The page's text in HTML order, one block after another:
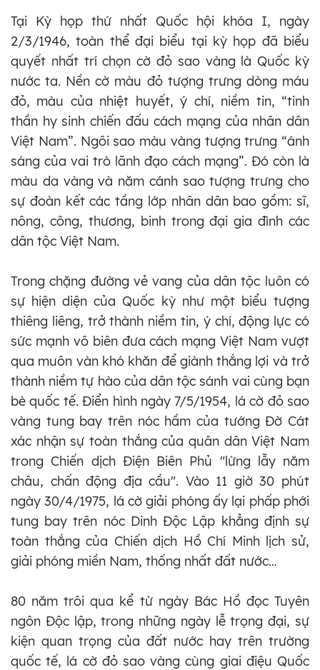
Tại Kỳ họp thứ nhất Quốc hội khóa I, ngày
2/3/1946, toàn thể đại biểu tại kỳ họp đã biểu
quyết nhất trí chọn cờ đỏ sao vàng là Quốc kỳ
nước ta. Nền cờ màu đỏ tượng trưng dòng máu
đỏ, màu của nhiệt huyết, ý chí, niềm tin, “tinh
thần hy sinh chiến đấu cách mạng của nhân dân
Việt Nam”. Ngôi sao màu vàng tượng trưng “ánh
sáng của vai trò lãnh đạo cách mạng”. Đó còn là
màu da vàng và năm cánh sao tượng trưng cho
sự đoàn kết các tầng lớp nhân dân bao gồm: sĩ,
nông, công, thương, binh trong đại gia đình các
dân tộc Việt Nam.
Trong chặng đường vẻ vang của dân tộc luôn có
sự hiện diện của Quốc kỳ như một biểu tượng
thiêng liêng, trở thành niềm tin, ý chí, động lực có
sức mạnh vô biên đưa cách mạng Việt Nam vượt
qua muôn vàn khó khăn để giành thắng lợi và trở
thành niềm tự hào của dân tộc sánh vai cùng bạn
bè quốc tế. Điển hình ngày 7/5/1954, lá cờ đỏ sao
vàng tung bay trên nóc hầm của tướng Đờ Cát
xác nhận sự toàn thắng của quân dân Việt Nam
trong Chiến dịch Điện Biên Phủ "lừng lẫy năm
châu, chấn động địa cầu". Vào 11 giờ 30 phút
ngày 30/4/1975, lá cờ giải phóng ấy lại phấp phới
tung bay trên nóc Dinh Độc Lập khẳng định sự
toàn thắng của Chiến dịch Hồ Chí Minh lịch sử,
giải phóng miền Nam, thống nhất đất nước…
80 năm trôi qua kể từ ngày Bác Hồ đọc Tuyên
ngôn Độc lập, trong những ngày lễ trọng đại, sự
kiện quan trọng của đất nước hay trên trường
quốc tế, lá cờ đỏ sao vàng cùng giai điệu Quốc